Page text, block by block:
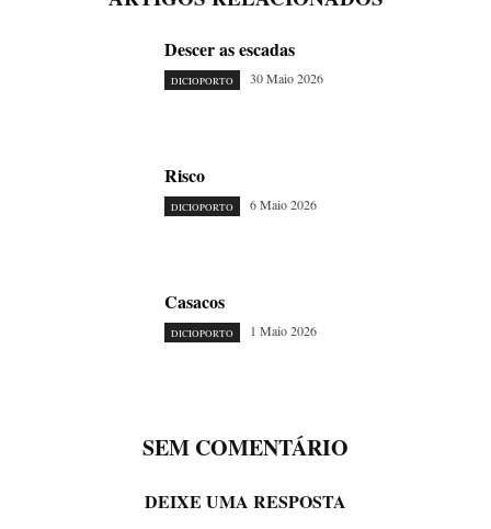
Descer as escadas
DICIOPORTO 30 Maio 2026
Risco
DICIOPORTO 6 Maio 2026
Casacos
DICIOPORTO 1 Maio 2026
SEM COMENTÁRIO
DEIXE UMA RESPOSTA